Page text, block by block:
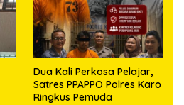
Dua Kali Perkosa Pelajar,
Satres PPAPPO Polres Karo
Ringkus Pemuda